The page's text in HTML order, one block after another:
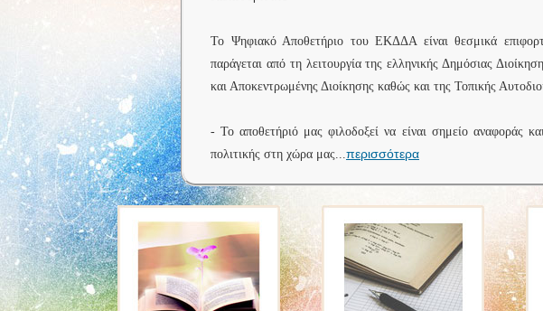
Το Ψηφιακό Αποθετήριο του ΕΚΔΔΑ είναι θεσμικά
παράγεται από τη λειτουργία της ελληνικής Δημόσιας
και Αποκεντρωμένης Διοίκησης καθώς και της Τοπικής
- Το αποθετήριό μας φιλοδοξεί να είναι σημείο αναφοράς
πολιτικής στη χώρα μας...περισσότερα